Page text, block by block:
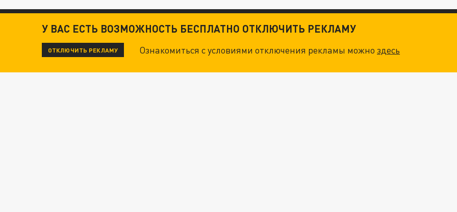
У ВАС ЕСТЬ ВОЗМОЖНОСТЬ БЕСПЛАТНО ОТКЛЮЧИТЬ РЕКЛАМУ
ОТКЛЮЧИТЬ РЕКЛАМУ Ознакомиться с условиями отключения рекламы можноздесь